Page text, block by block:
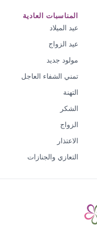
المناسبات العادية
عيد الميلاد
عيد الزواج
مولود جديد
تمني الشفاء العاجل
التهنة
الشكر
الزواج
الاعتذار
التعازي والجنازات